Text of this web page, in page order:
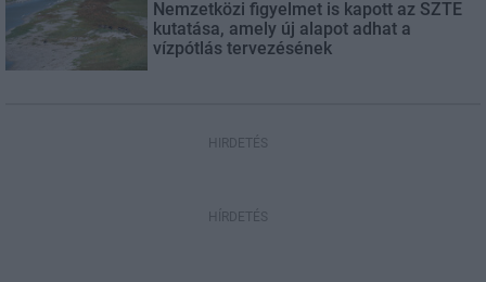
Nemzetközi figyelmet is kapott az SZTE
kutatása, amely új alapot adhat a
vízpótlás tervezésének
HIRDETÉS
HÍRDETÉS